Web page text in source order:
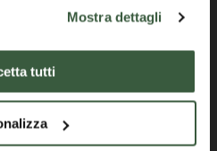
Mostra dettagli
tutti
Region Umbrien